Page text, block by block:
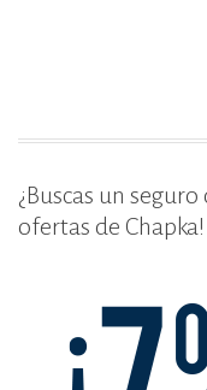
k
¿Buscas un seguro
ofertas de